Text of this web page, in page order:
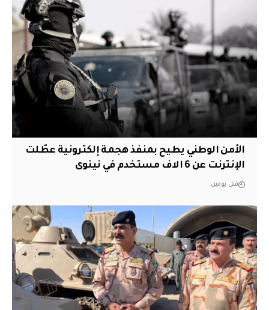
الأمن الوطني يطيح بمنفذ هجمة إلكترونية عطّلت
الإنترنت عن 6 الاف مستخدم في نينوى
قبل يومين